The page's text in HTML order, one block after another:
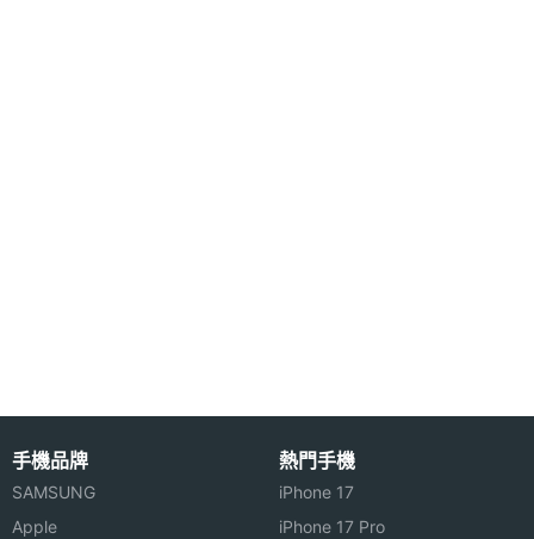
GSM，讓您可依不同的電信業者不同的匯率，幫您省
更多，免去您多帶一支手機出門的困擾。
主螢幕
尺寸
手機品牌
SAMSUNG
Apple
熱門手機
iPhone 17
iPhone 17 Pro